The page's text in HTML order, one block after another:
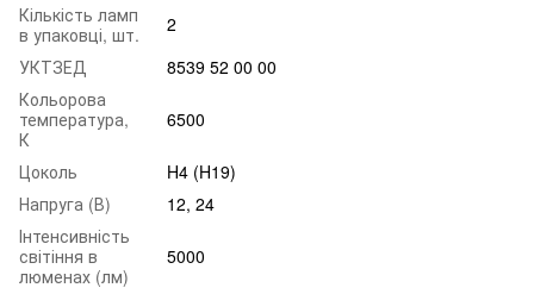
Кількість ламп
в упаковці, шт.
2
УКТЗЕД
8539 52 00 00
Кольорова
температура,
К
6500
Цоколь
H4 (H19)
Напруга (В)
12, 24
Інтенсивність
світіння в
люменах (лм)
5000